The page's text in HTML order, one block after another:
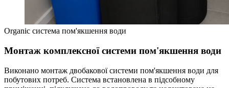
Organic система пом'якшення води
Монтаж комплексної системи пом'якшення води
Виконано монтаж двобакової системи пом'якшення води для
побутових потреб. Система встановлена в підсобному